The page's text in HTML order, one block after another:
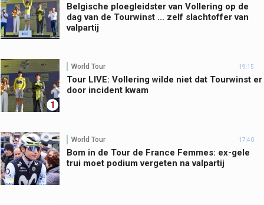
Belgische ploegleidster van Vollering op de
dag van de Tourwinst ... zelf slachtoffer van
valpartij
1
World Tour 19:15
Tour LIVE: Vollering wilde niet dat Tourwinst er
door incident kwam
World Tour 17:40
Bom in de Tour de France Femmes: ex-gele
trui moet podium vergeten na valpartij